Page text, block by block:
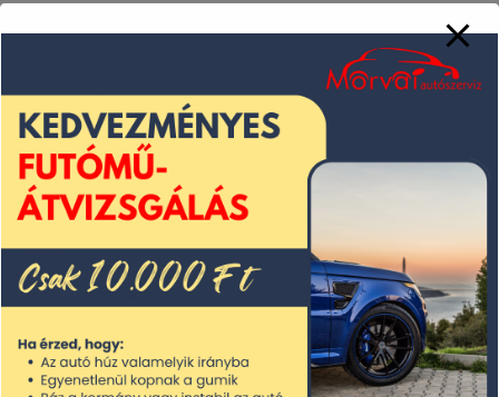
2025. május
2025. április
2025. március
2025. február
2025. január
2024. december
2024. november
2024. október